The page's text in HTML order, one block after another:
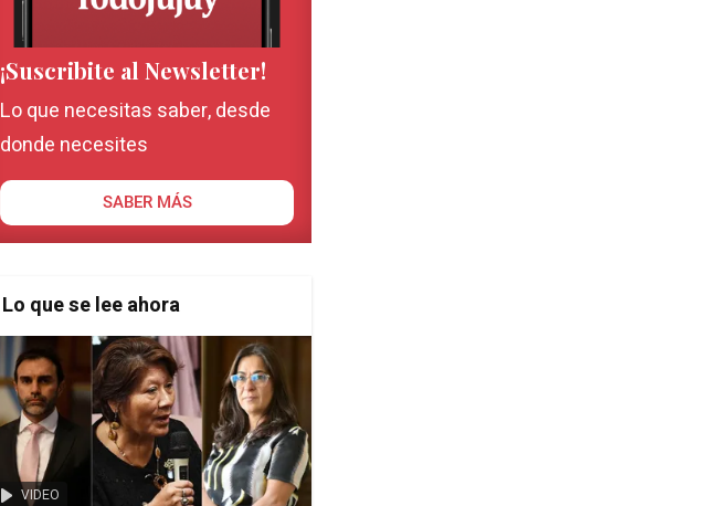
¡Suscribite al Newsletter!
Lo que necesitas saber, desde
donde necesites
SABER MÁS
Lo que se lee ahora
VIDEO